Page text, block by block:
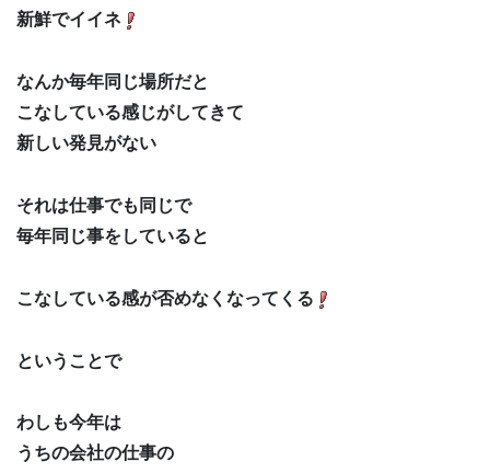
新鮮でイイネ
なんか毎年同じ場所だと
こなしている感じがしてきて
新しい発見がない
それは仕事でも同じで
毎年同じ事をしていると
こなしている感が否めなくなってくる
ということで
わしも今年は
うちの会社の仕事の